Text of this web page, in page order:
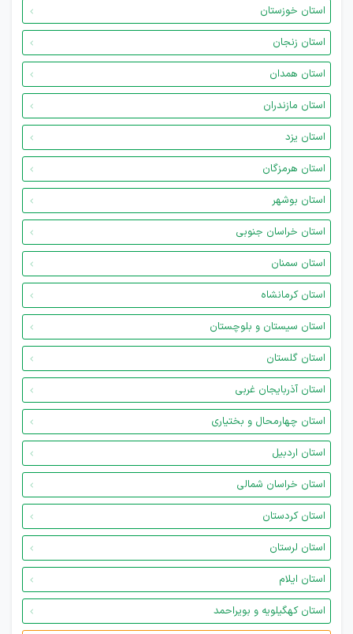
استان خوزستان
استان زنجان
استان همدان
استان مازندران
استان یزد
استان هرمزگان
استان بوشهر
استان خراسان جنوبی
استان سمنان
استان کرمانشاه
استان سیستان و بلوچستان
استان گلستان
استان آذربایجان غربی
استان چهارمحال و بختیاری
استان اردبیل
استان خراسان شمالی
استان کردستان
استان لرستان
استان ایلام
استان کهگیلویه و بویراحمد